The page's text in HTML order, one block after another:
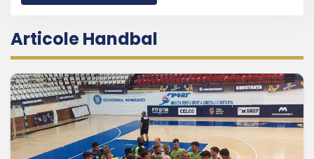
Articole Handbal